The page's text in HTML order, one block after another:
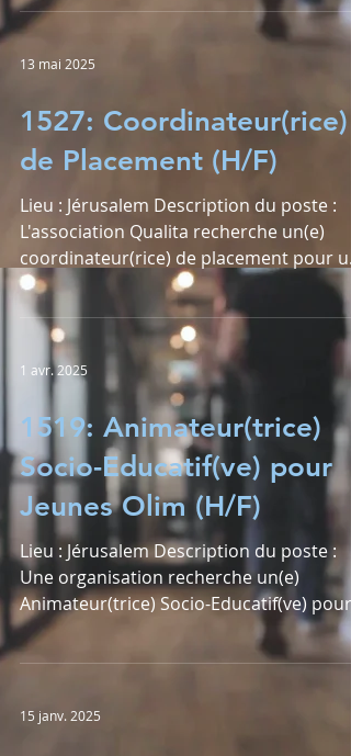
13 mai 2025
1527: Coordinateur(rice)
de Placement (H/F)
Lieu : Jérusalem Description du poste :
L'association Qualita recherche un(e)
coordinateur(rice) de placement pour un
remplacement de...
1 avr. 2025
1519: Animateur(trice)
Socio-Educatif(ve) pour
Jeunes Olim (H/F)
Lieu : Jérusalem Description du poste :
Une organisation recherche un(e)
Animateur(trice) Socio-Educatif(ve) pour
initier et organiser...
15 janv. 2025